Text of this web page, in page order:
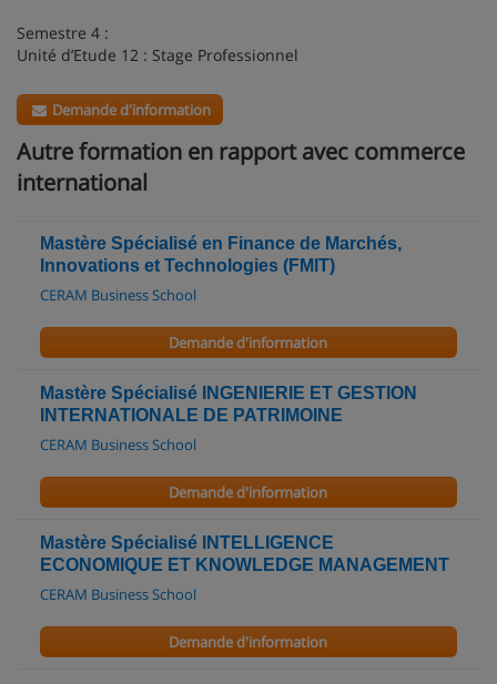
Semestre 4 :
Unité d’Etude 12 : Stage Professionnel
Demande d'information
Autre formation en rapport avec commerce
international
Mastère Spécialisé en Finance de Marchés,
Innovations et Technologies (FMIT)
CERAM Business School
Demande d'information
Mastère Spécialisé INGENIERIE ET GESTION
INTERNATIONALE DE PATRIMOINE
CERAM Business School
Demande d'information
Mastère Spécialisé INTELLIGENCE
ECONOMIQUE ET KNOWLEDGE MANAGEMENT
CERAM Business School
Demande d'information